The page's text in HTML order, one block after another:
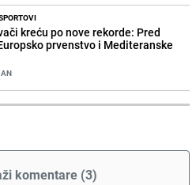
kreću po nove rekorde: Pred
prvenstvo i Mediteranske
komentare (3)